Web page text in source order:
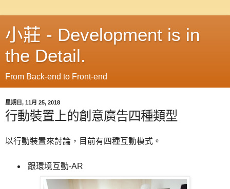
小莊 - Development is in
the Detail.
From Back-end to Front-end
星期日, 11月 25, 2018
行動裝置上的創意廣告四種類型
以行動裝置來討論，目前有四種互動模式。
跟環境互動-AR